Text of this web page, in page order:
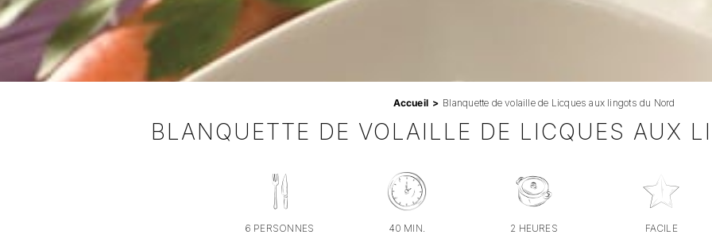
Accueil Blanquette de volaille de Licques aux lingots du Nord
BLANQUETTE DE VOLAILLE DE LICQUES AUX
6 PERSONNES 40 MIN. 2 HEURES FACILE